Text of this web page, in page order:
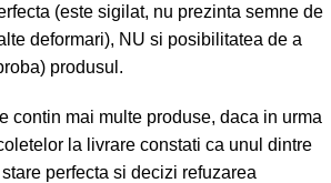
(este sigilat, nu prezinta semne de
deformari), NU si posibilitatea de a
produsul.
contin mai multe produse, daca in urma
la livrare constati ca unul dintre
perfecta si decizi refuzarea